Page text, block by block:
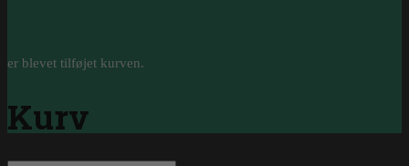
er blevet tilføjet kurven.
Kurv